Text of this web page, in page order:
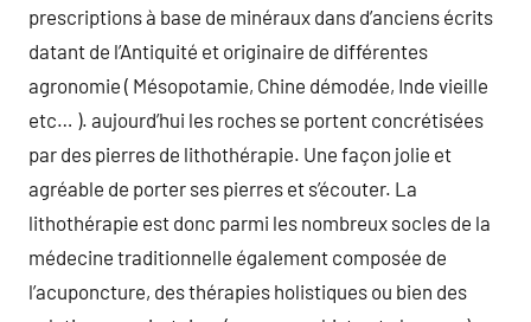
prescriptions à base de minéraux dans d’anciens écrits
datant de l’Antiquité et originaire de différentes
agronomie ( Mésopotamie, Chine démodée, Inde vieille
etc… ). aujourd’hui les roches se portent concrétisées
par des pierres de lithothérapie. Une façon jolie et
agréable de porter ses pierres et s’écouter. La
lithothérapie est donc parmi les nombreux socles de la
médecine traditionnelle également composée de
l’acuponcture, des thérapies holistiques ou bien des